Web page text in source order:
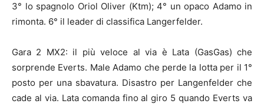
3° lo spagnolo Oriol Oliver (Ktm); 4° un opaco Adamo in
rimonta. 6° il leader di classifica Langerfelder.
Gara 2 MX2: il più veloce al via è Lata (GasGas) che
sorprende Everts. Male Adamo che perde la lotta per il 1°
posto per una sbavatura. Disastro per Langenfelder che
cade al via. Lata comanda fino al giro 5 quando Everts va